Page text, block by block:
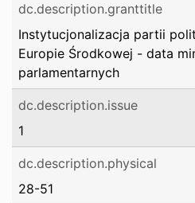
dc.description.granttitle
Instytucjonalizacja partii
Europie Środkowej - data
parlamentarnych
dc.description.issue
1
dc.description.physical
28-51